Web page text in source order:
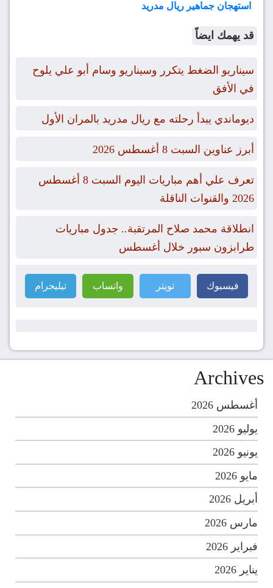
استهجان جماهير ريال مدريد
قد يهمك ايضاً
سيناريو الضغط يتكرر وسيناريو وسام أبو علي يلوح
في الأفق
ديوماندي يبدأ رحلته مع ريال مدريد بالمران الأول
أبرز عناوين السبت 8 أغسطس 2026
تعرف علي أهم مباريات اليوم السبت 8 أغسطس
2026 والقنوات الناقلة
انطلاقة محمد صلاح المرتقبة.. جدول مباريات
طرابزون سبور خلال أغسطس
فيسبوك تويتر واتساب تيليجرام
Archives
أغسطس 2026
يوليو 2026
يونيو 2026
مايو 2026
أبريل 2026
مارس 2026
فبراير 2026
يناير 2026